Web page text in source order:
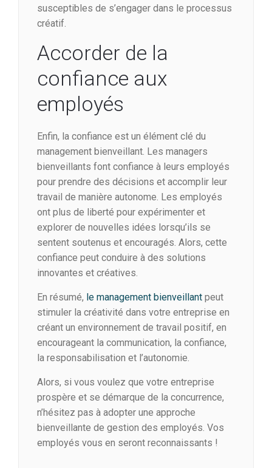
susceptibles de s’engager dans le processus
créatif.
Accorder de la
confiance aux
employés
Enfin, la confiance est un élément clé du
management bienveillant. Les managers
bienveillants font confiance à leurs employés
pour prendre des décisions et accomplir leur
travail de manière autonome. Les employés
ont plus de liberté pour expérimenter et
explorer de nouvelles idées lorsqu’ils se
sentent soutenus et encouragés. Alors, cette
confiance peut conduire à des solutions
innovantes et créatives.
En résumé, le management bienveillant peut
stimuler la créativité dans votre entreprise en
créant un environnement de travail positif, en
encourageant la communication, la confiance,
la responsabilisation et l’autonomie.
Alors, si vous voulez que votre entreprise
prospère et se démarque de la concurrence,
n’hésitez pas à adopter une approche
bienveillante de gestion des employés. Vos
employés vous en seront reconnaissants !